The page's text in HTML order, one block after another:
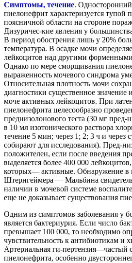
Симптомы, течение.
пиелонефрит характеризуется тупой
поясничной области на стороне
Дизуричес-кие явления у
В период обострения лишь у 20%
температура. В осадке мочи
лейкоцитов над другими
Однако по мере сморщивания
выраженность мочевого синдрома
Относительная плотность мочи
диагностики существенное значение
моче активных лейкоцитов. При
пиелонефрита целесообразно
преднизолонового теста (30 мг пред-
в 10 мл изотонического раствора
течение 5 мин; через 1; 2; 3 ч и через
собирают для исследования). Пред-
положителен, если после введения
выделяется более 400 000
которых— активные. Обнаружение в
Штернгеймера — Мальбина
наличии в мочевой системе
еще не доказывает существования
Одним из симптомов заболевания у
является бактериурия. Если число
превышает 100 000, то необходимо
чувствительность к антибиотикам и
Артериальная ги-пертензия—частый
пиелонефрита, особенно